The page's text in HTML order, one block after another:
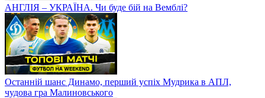
АНГЛІЯ – УКРАЇНА. Чи буде бій на Вемблі?
Останній шанс Динамо, перший успіх Мудрика в АПЛ,
чудова гра Малиновського